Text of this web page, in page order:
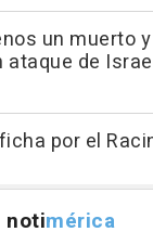
un muerto
ataque de
por el
notimérica